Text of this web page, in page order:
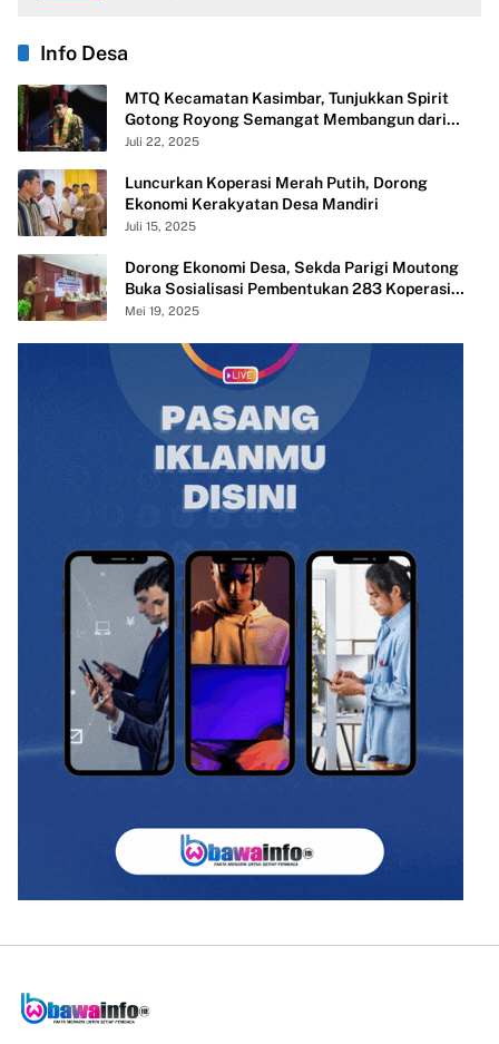
Info Desa
MTQ Kecamatan Kasimbar, Tunjukkan Spirit
Gotong Royong Semangat Membangun dari
Desa
Juli 22, 2025
Luncurkan Koperasi Merah Putih, Dorong
Ekonomi Kerakyatan Desa Mandiri
Juli 15, 2025
Dorong Ekonomi Desa, Sekda Parigi Moutong
Buka Sosialisasi Pembentukan 283 Koperasi
Merah Putih
Mei 19, 2025